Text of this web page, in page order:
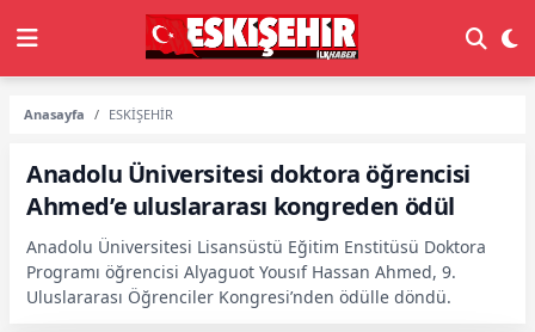
Anasayfa ESKİŞEHİR
Anadolu Üniversitesi doktora öğrencisi
Ahmed’e uluslararası kongreden ödül
Anadolu Üniversitesi Lisansüstü Eğitim Enstitüsü Doktora
Programı öğrencisi Alyaguot Yousıf Hassan Ahmed, 9.
Uluslararası Öğrenciler Kongresi’nden ödülle döndü.